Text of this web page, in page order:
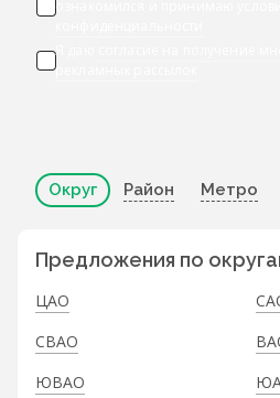
ознакомился и принимаю
Я даю
рекламных рассылок
Округ Район Метро
Предложения по
ЦАО
СВАО
ЮВАО